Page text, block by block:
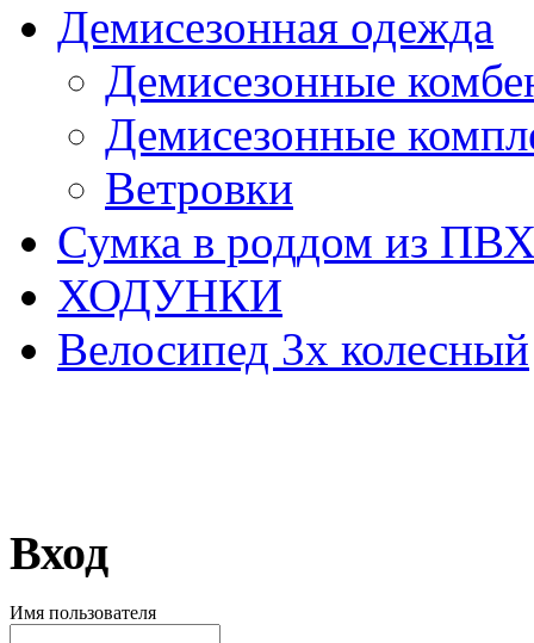
Демисезонная одежда
Демисезонные
Демисезонные
Ветровки
Сумка в роддом из
ХОДУНКИ
Велосипед 3х колесный
Вход
Имя пользователя